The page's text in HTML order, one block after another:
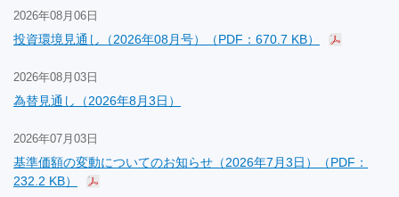
2026年08月06日
投資環境見通し（2026年08月号）（PDF：670.7 KB）
2026年08月03日
為替見通し（2026年8月3日）
2026年07月03日
基準価額の変動についてのお知らせ（2026年7月3日）（PDF：
232.2 KB）